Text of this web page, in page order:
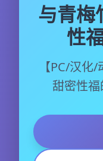
与青梅
性
【PC/汉
甜密性福